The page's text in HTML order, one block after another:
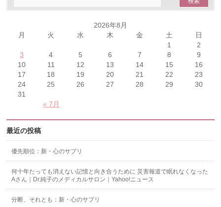
2026年8月
月
火 水 木 金 土 日
« 7月
1
2
3
4 5 6 7 8
9
10
11 12 13 14 15
16
17
18 19 20 21 22
23
24
25 26 27 28 29
30
31
最近の投稿
優先順位：新・心のサプリ
何十年たっても消えない記憶と向き合うために 災害報道で眠れなくなった
Aさん｜Dr.純子のメディカルサロン｜Yahoo!ニュース
分断、それとも：新・心のサプリ